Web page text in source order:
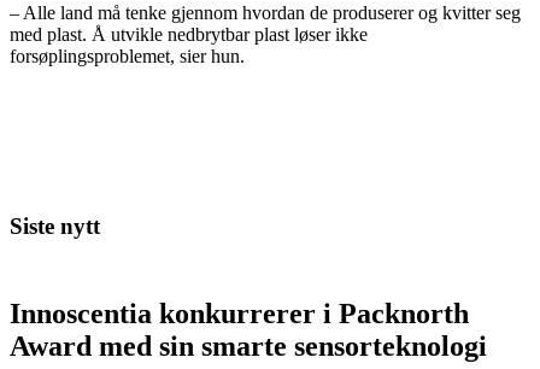
– Alle land må tenke gjennom hvordan de produserer og kvitter seg
med plast. Å utvikle nedbrytbar plast løser ikke
forsøplingsproblemet, sier hun.
Siste nytt
Innoscentia konkurrerer i Packnorth
Award med sin smarte sensorteknologi